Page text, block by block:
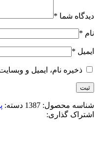
دیدگاه شما *
نام *
ایمیل *
ذخیره نام، ایمیل و
شناسه محصول: 1387 دسته:
اشتراک گذاری: